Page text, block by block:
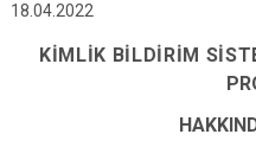
18.04.2022
KİMLİK BİLDİRİM